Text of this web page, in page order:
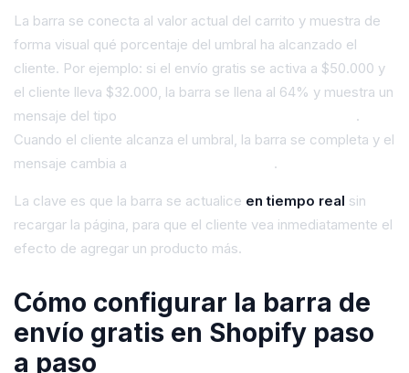
La barra se conecta al valor actual del carrito y muestra de
forma visual qué porcentaje del umbral ha alcanzado el
cliente. Por ejemplo: si el envío gratis se activa a $50.000 y
el cliente lleva $32.000, la barra se llena al 64% y muestra un
mensaje del tipo
.
Cuando el cliente alcanza el umbral, la barra se completa y el
mensaje cambia a
.
La clave es que la barra se actualice en tiempo real sin
recargar la página, para que el cliente vea inmediatamente el
efecto de agregar un producto más.
Cómo configurar la barra de
envío gratis en Shopify paso
a paso